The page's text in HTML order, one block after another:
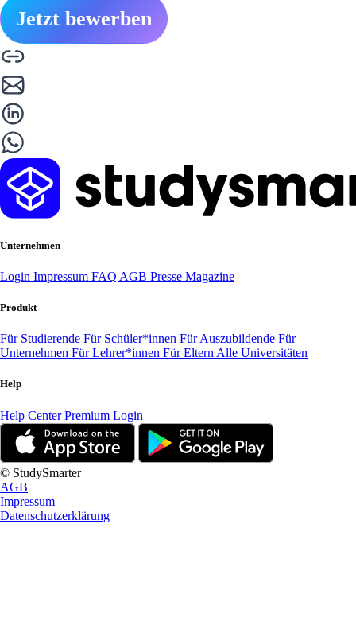
Jetzt bewerben
Unternehmen
Login Impressum FAQ AGB Presse Magazine
Produkt
Für Studierende Für Schüler*innen Für Auszubildende Für
Unternehmen Für Lehrer*innen Für Eltern Alle Universitäten
Help
Help CenterPremium Login
© StudySmarter
AGB
Impressum
Datenschutzerklärung